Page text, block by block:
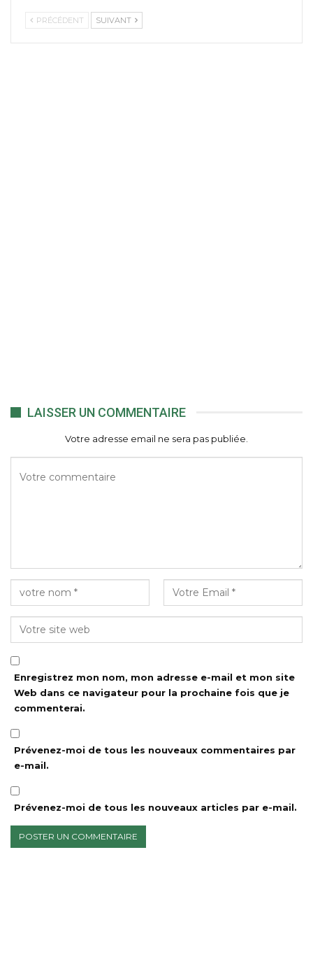
PRÉCÉDENT SUIVANT
LAISSER UN COMMENTAIRE
Votre adresse email ne sera pas publiée.
Enregistrez mon nom, mon adresse e-mail et mon site
Web dans ce navigateur pour la prochaine fois que je
commenterai.
Prévenez-moi de tous les nouveaux commentaires par
e-mail.
Prévenez-moi de tous les nouveaux articles par e-mail.